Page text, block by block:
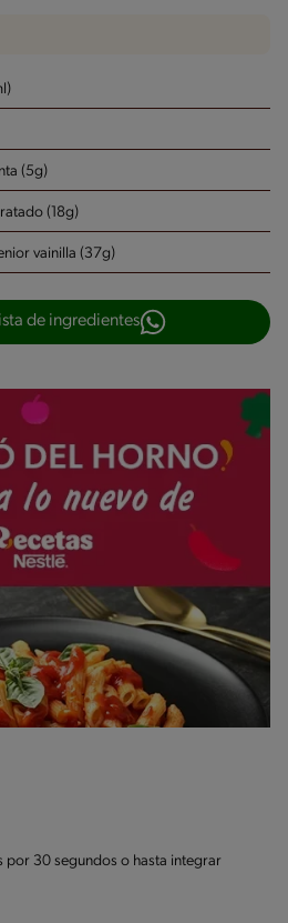
(5g)
(18g)
vainilla (37g)
de ingredientes
por 30 segundos o hasta integrar